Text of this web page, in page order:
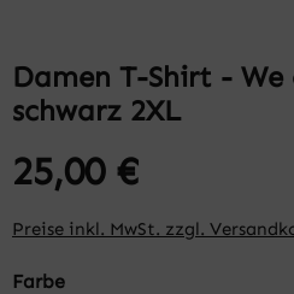
Damen T-Shirt - We
schwarz 2XL
25,00 €
Preise inkl. MwSt. zzgl.
Farbeauswählen